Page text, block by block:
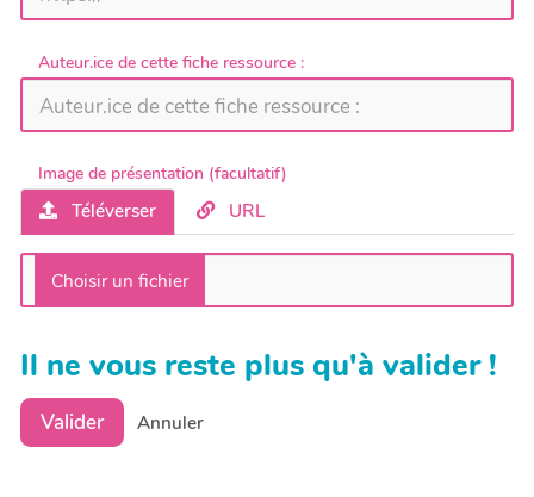
Auteur.ice de cette fiche ressource :
Image de présentation (facultatif)
Téléverser URL
Il ne vous reste plus qu'à valider !
Valider Annuler